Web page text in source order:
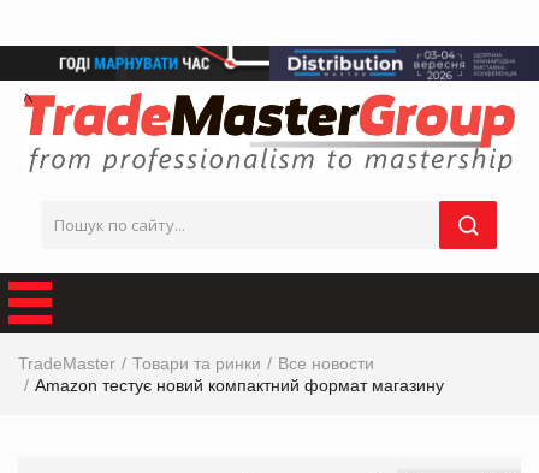
TradeMaster Товари та ринки
Все новости
Amazon тестує новий компактний формат магазину